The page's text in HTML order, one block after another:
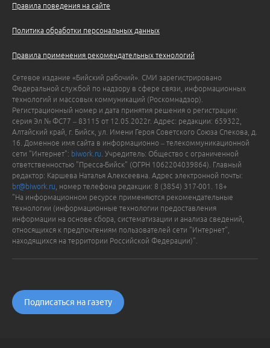
Правила поведения на сайте
Политика обработки персональных данных
Правила применения рекомендательных технологий
Сетевое издание «Бийский рабочий». СМИ зарегистрировано
Федеральной службой по надзору в сфере связи, информационных
технологий и массовых коммуникаций (Роскомнадзор).
Регистрационный номер и дата принятия решения о регистрации:
серия Эл № ФС77 – 83115 от 12.05.2022г. Адрес: редакции: 659322,
Алтайский край, г. Бийск, ул. Имени Героя Советского Союза Спекова, д.
16. Доменное имя сайта в информационно – телекоммуникационной
сети "Интернет": biwork.ru . Учредитель: Общество с ограниченной
ответственностью "Пресса-Бийск" (ОГРН 1062204039864). Главный
редактор: Каршева Наталья Алексеевна. Адрес электронной почты:
br@biwork.ru , номер телефона редакции: 8 (3854) 317-001. 18+
"На информационном ресурсе применяются рекомендательные
технологии (информационные технологии предоставления
информации на основе сбора, систематизации и анализа сведений,
относящихся к предпочтениям пользователей сети "Интернет",
находящихся на территории Российской Федерации)".
Подписаться на газету